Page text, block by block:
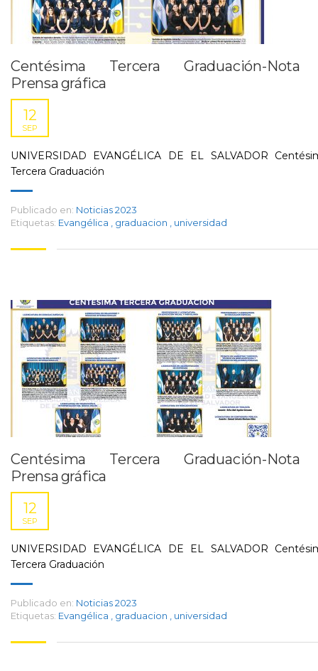
Centésima Tercera Graduación-Nota
Prensa gráfica
12
SEP
UNIVERSIDAD EVANGÉLICA DE EL SALVADOR
Tercera Graduación
Publicado en: Noticias 2023
Etiquetas: Evangélica graduacion universidad
Centésima Tercera Graduación-Nota
Prensa gráfica
12
SEP
UNIVERSIDAD EVANGÉLICA DE EL SALVADOR
Tercera Graduación
Publicado en: Noticias 2023
Etiquetas: Evangélica graduacion universidad